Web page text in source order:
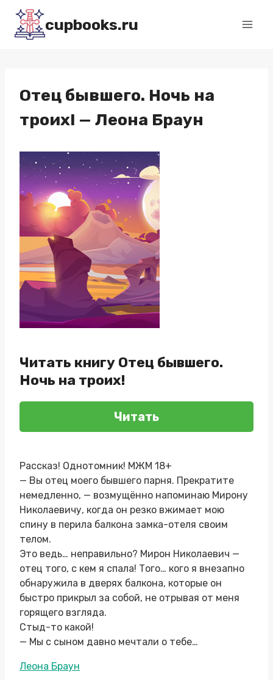
Перейти
содержимому
cupbooks.ru
Отец бывшего. Ночь на
троих! — Леона Браун
Читать книгу Отец бывшего.
Ночь на троих!
Читать
Рассказ! Однотомник! МЖМ 18+
— Вы отец моего бывшего парня. Прекратите
немедленно, — возмущённо напоминаю Мирону
Николаевичу, когда он резко вжимает мою
спину в перила балкона замка-отеля своим
телом.
Это ведь… неправильно? Мирон Николаевич —
отец того, с кем я спала! Того… кого я внезапно
обнаружила в дверях балкона, которые он
быстро прикрыл за собой, не отрывая от меня
горящего взгляда.
Стыд-то какой!
— Мы с сыном давно мечтали о тебе…
Метки
Леона Браун